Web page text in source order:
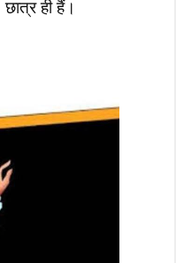
ही हैं।